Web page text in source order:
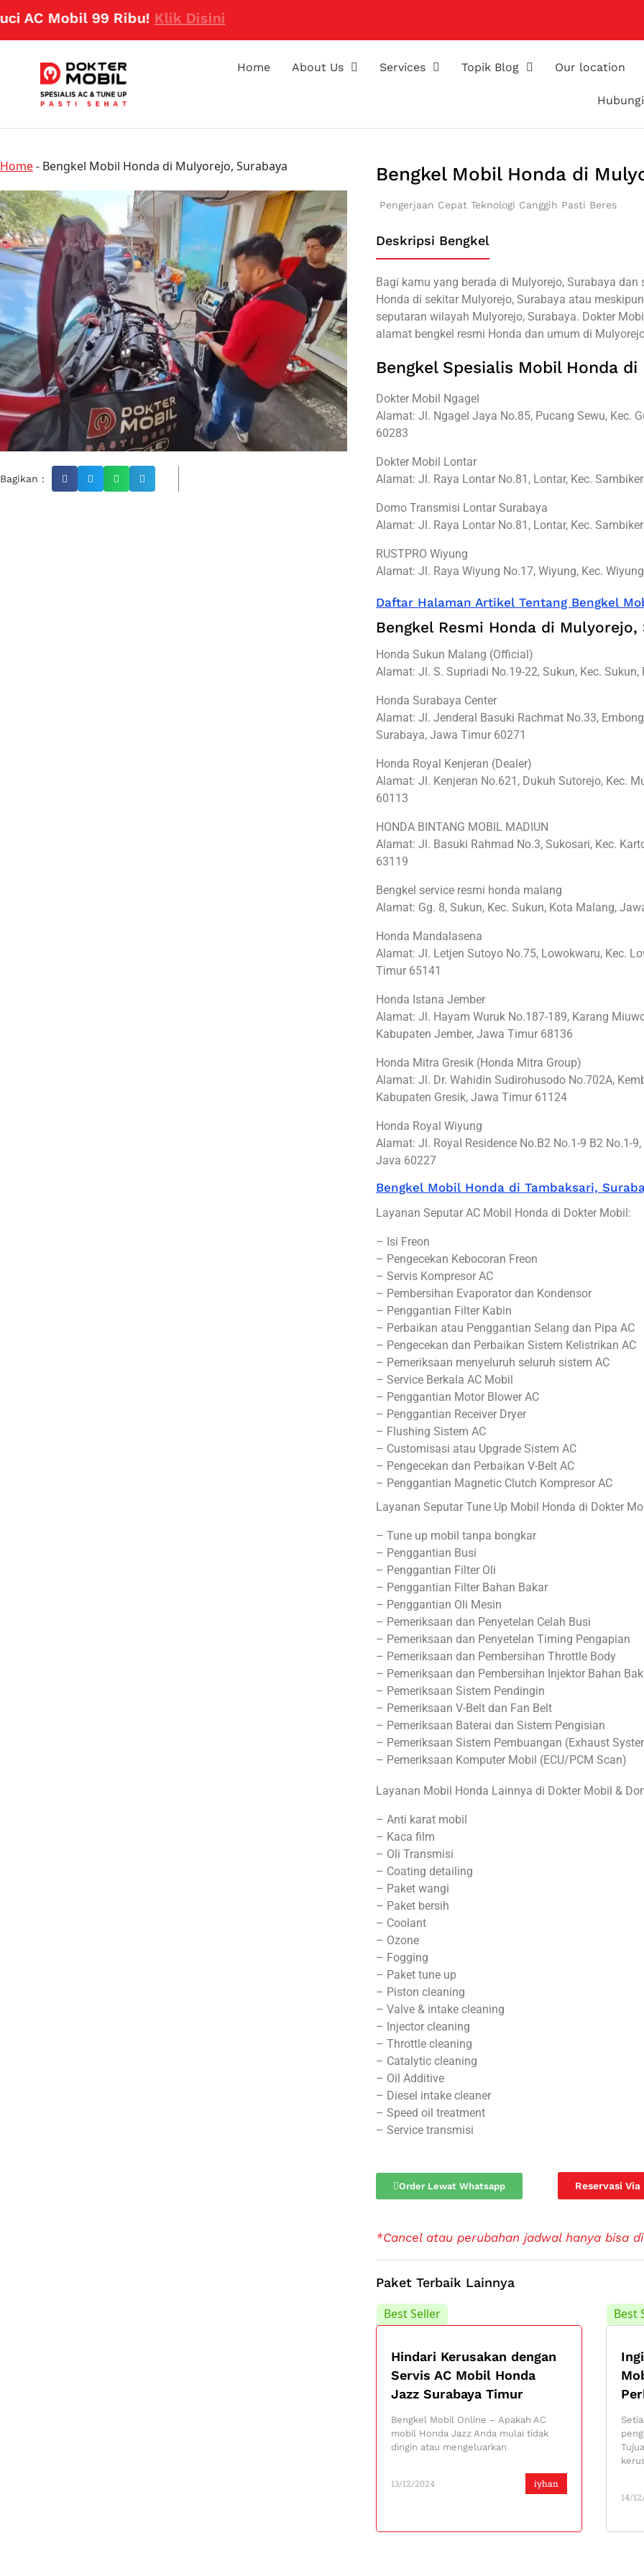
Mobil 99 Ribu!Klik Disini
Home About Us Services Topik Blog Our location
Home- Bengkel Mobil Honda di Mulyorejo, Surabaya
Bagikan :
Bengkel Mobil Honda di
Pengerjaan Cepat Teknologi Canggih Pasti Beres
Deskripsi Bengkel
Bagi kamu yang berada di Mulyorejo, Surabaya
Honda di sekitar Mulyorejo, Surabaya atau
seputaran wilayah Mulyorejo, Surabaya. Dokter
alamat bengkel resmi Honda dan umum di
Bengkel Spesialis Mobil Honda
Dokter Mobil Ngagel
Alamat: Jl. Ngagel Jaya No.85, Pucang Sewu, Kec.
60283
Dokter Mobil Lontar
Alamat: Jl. Raya Lontar No.81, Lontar, Kec.
Domo Transmisi Lontar Surabaya
Alamat: Jl. Raya Lontar No.81, Lontar, Kec.
RUSTPRO Wiyung
Alamat: Jl. Raya Wiyung No.17, Wiyung, Kec.
Daftar Halaman Artikel Tentang Bengkel
Bengkel Resmi Honda di Mulyorejo,
Honda Sukun Malang (Official)
Alamat: Jl. S. Supriadi No.19-22, Sukun, Kec.
Honda Surabaya Center
Alamat: Jl. Jenderal Basuki Rachmat No.33,
Surabaya, Jawa Timur 60271
Honda Royal Kenjeran (Dealer)
Alamat: Jl. Kenjeran No.621, Dukuh Sutorejo, Kec.
60113
HONDA BINTANG MOBIL MADIUN
Alamat: Jl. Basuki Rahmad No.3, Sukosari, Kec.
63119
Bengkel service resmi honda malang
Alamat: Gg. 8, Sukun, Kec. Sukun, Kota Malang,
Honda Mandalasena
Alamat: Jl. Letjen Sutoyo No.75, Lowokwaru, Kec.
Timur 65141
Honda Istana Jember
Alamat: Jl. Hayam Wuruk No.187-189, Karang
Kabupaten Jember, Jawa Timur 68136
Honda Mitra Gresik (Honda Mitra Group)
Alamat: Jl. Dr. Wahidin Sudirohusodo No.702A,
Kabupaten Gresik, Jawa Timur 61124
Honda Royal Wiyung
Alamat: Jl. Royal Residence No.B2 No.1-9 B2 No.1-
Java 60227
Bengkel Mobil Honda di Tambaksari,
Layanan Seputar AC Mobil Honda di Dokter Mobil:
– Isi Freon
– Pengecekan Kebocoran Freon
– Servis Kompresor AC
– Pembersihan Evaporator dan Kondensor
– Penggantian Filter Kabin
– Perbaikan atau Penggantian Selang dan Pipa AC
– Pengecekan dan Perbaikan Sistem Kelistrikan AC
– Pemeriksaan menyeluruh seluruh sistem AC
– Service Berkala AC Mobil
– Penggantian Motor Blower AC
– Penggantian Receiver Dryer
– Flushing Sistem AC
– Customisasi atau Upgrade Sistem AC
– Pengecekan dan Perbaikan V-Belt AC
– Penggantian Magnetic Clutch Kompresor AC
Layanan Seputar Tune Up Mobil Honda di Dokter
– Tune up mobil tanpa bongkar
– Penggantian Busi
– Penggantian Filter Oli
– Penggantian Filter Bahan Bakar
– Penggantian Oli Mesin
– Pemeriksaan dan Penyetelan Celah Busi
– Pemeriksaan dan Penyetelan Timing Pengapian
– Pemeriksaan dan Pembersihan Throttle Body
– Pemeriksaan dan Pembersihan Injektor Bahan
– Pemeriksaan Sistem Pendingin
– Pemeriksaan V-Belt dan Fan Belt
– Pemeriksaan Baterai dan Sistem Pengisian
– Pemeriksaan Sistem Pembuangan (Exhaust
– Pemeriksaan Komputer Mobil (ECU/PCM Scan)
Layanan Mobil Honda Lainnya di Dokter Mobil &
– Anti karat mobil
– Kaca film
– Oli Transmisi
– Coating detailing
– Paket wangi
– Paket bersih
– Coolant
– Ozone
– Fogging
– Paket tune up
– Piston cleaning
– Valve & intake cleaning
– Injector cleaning
– Throttle cleaning
– Catalytic cleaning
– Oil Additive
– Diesel intake cleaner
– Speed oil treatment
– Service transmisi
Order Lewat Whatsapp Reservasi Via
*Cancel atau perubahan jadwal hanya bisa
Paket Terbaik Lainnya
Best Seller
Hindari Kerusakan dengan
Servis AC Mobil Honda
Jazz Surabaya Timur
iyhan
13/12/2024
Bengkel Mobil Online – Apakah AC
mobil Honda Jazz Anda mulai tidak
dingin atau mengeluarkan
Best
14/